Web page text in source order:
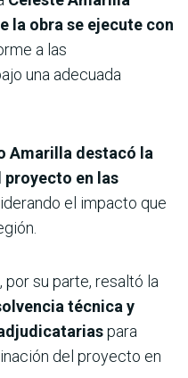
la obra se ejecute con
a las
una adecuada
Amarilla destacó la
en las
el impacto que
, por su parte, resaltó la
técnica y
para
del proyecto en